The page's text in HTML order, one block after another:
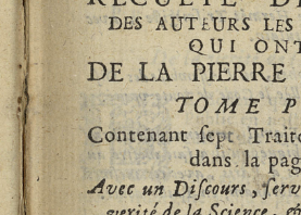
par le sieur S.D.E.M. - Salmon, William